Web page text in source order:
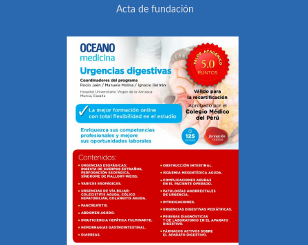
Acta de fundación